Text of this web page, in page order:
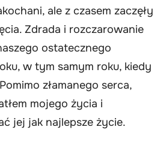
ale z czasem zaczęły
Zdrada i rozczarowanie
ostatecznego
w tym samym roku, kiedy
złamanego serca,
mojego życia i
jej jak najlepsze życie.